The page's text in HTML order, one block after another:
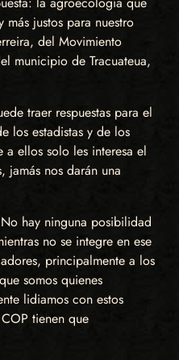
justos para nuestro
del Movimiento
municipio de Tracuateua,
traer respuestas para el
los estadistas y de los
a ellos solo les interesa el
jamás nos darán una
hay ninguna posibilidad
no se integre en ese
principalmente a los
somos quienes
lidiamos con estos
tienen que